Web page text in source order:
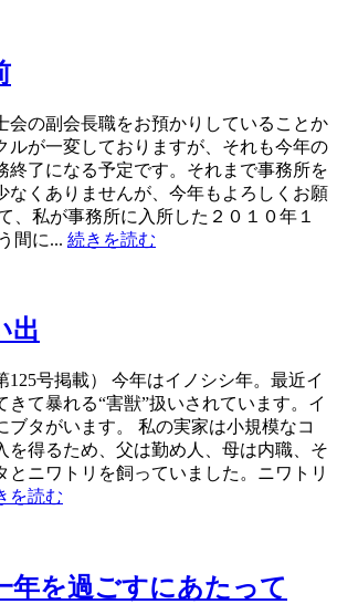
会の副会長職をお預かりしていることか
ルが一変しておりますが、それも今年の
終了になる予定です。それまで事務所を
なくありませんが、今年もよろしくお願
、私が事務所に入所した２０１０年１
間に... 続きを読む
出
125号掲載） 今年はイノシシ年。最近イ
きて暴れる“害獣”扱いされています。イ
ブタがいます。 私の実家は小規模なコ
を得るため、父は勤め人、母は内職、そ
とニワトリを飼っていました。ニワトリ
を読む
年を過ごすにあたって